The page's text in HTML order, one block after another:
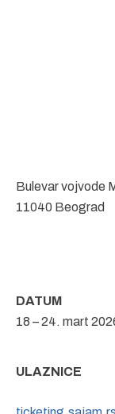
Bulevar vojvode
11040 Beograd
DATUM
18 – 24. mart
ULAZNICE